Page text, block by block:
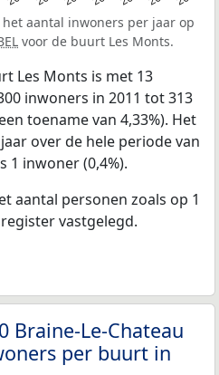
aantal inwoners per jaar op
voor de buurt Les Monts.
Les Monts is met 13
inwoners in 2011 tot 313
toename van 4,33%). Het
over de hele periode van
1 inwoner (0,4%).
aantal personen zoals op 1
vastgelegd.
Braine-Le-Chateau
per buurt in